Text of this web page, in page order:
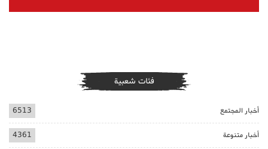
فئات شعبية
أخبار المجتمع 6513
أخبار متنوعة 4361